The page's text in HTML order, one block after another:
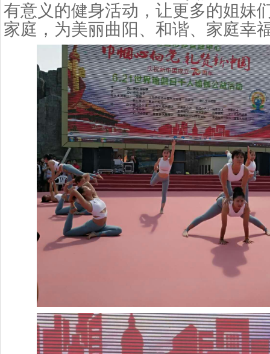
有意义的健身活动，让更多的姐妹
家庭，为美丽曲阳、和谐、家庭幸